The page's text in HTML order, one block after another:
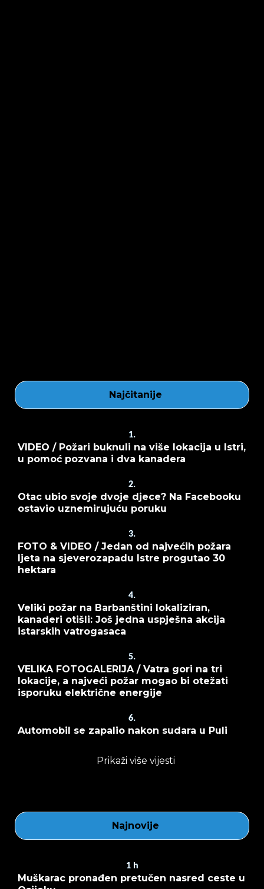
Najčitanije
1.
VIDEO / Požari buknuli na više lokacija u Istri,
u pomoć pozvana i dva kanadera
2.
Otac ubio svoje dvoje djece? Na Facebooku
ostavio uznemirujuću poruku
3.
FOTO & VIDEO / Jedan od najvećih požara
ljeta na sjeverozapadu Istre progutao 30
hektara
4.
Veliki požar na Barbanštini lokaliziran,
kanaderi otišli: Još jedna uspješna akcija
istarskih vatrogasaca
5.
VELIKA FOTOGALERIJA / Vatra gori na tri
lokacije, a najveći požar mogao bi otežati
isporuku električne energije
6.
Automobil se zapalio nakon sudara u Puli
Prikaži više vijesti
Najnovije
1 h
Muškarac pronađen pretučen nasred ceste u